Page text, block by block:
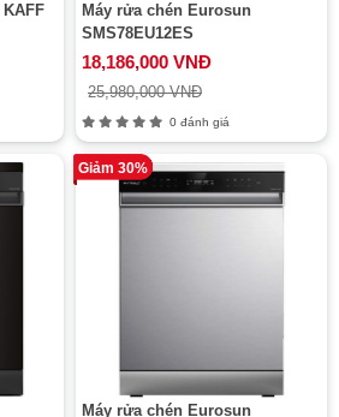
Máy rửa chén Eurosun
SMS78EU12ES
18,186,000 VNĐ
25,980,000 VNĐ
0 đánh giá
Giảm 30%
Máy rửa chén Eurosun